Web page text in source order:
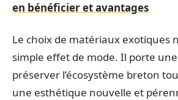
en bénéficier et avantages
Le choix de matériaux exotiques
simple effet de mode. Il porte
préserver l’écosystème breton
une esthétique nouvelle et